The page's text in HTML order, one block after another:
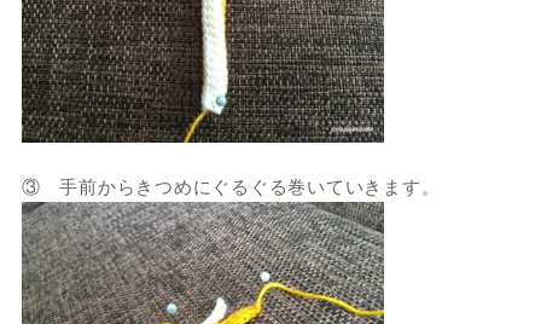
③ 手前からきつめにぐるぐる巻いていきます。